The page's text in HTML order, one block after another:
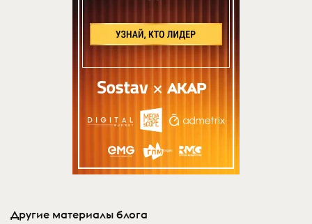
Другие материалы блога